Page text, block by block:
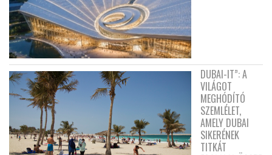
DUBAI-IT”: A
VILÁGOT
MEGHÓDÍTÓ
SZEMLÉLET,
AMELY DUBAI
SIKERÉNEK
TITKÁT